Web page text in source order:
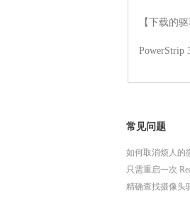
【下载的
PowerStrip
常见问题
如何取消烦人的
只需重启一次
精确查找摄像头